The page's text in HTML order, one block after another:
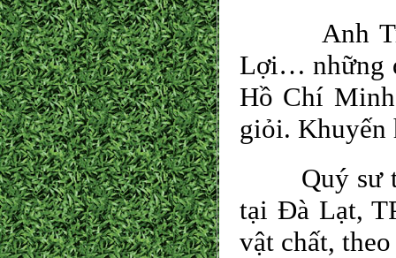
Anh Trần
Lợi… những
Hồ Chí
giỏi. Khuyến
Quý sư
tại Đà Lạt,
vật chất,